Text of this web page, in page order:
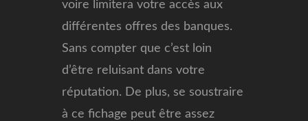
voire limitera votre accès aux
différentes offres des banques.
Sans compter que c’est loin
d’être reluisant dans votre
réputation. De plus, se soustraire
à ce fichage peut être assez